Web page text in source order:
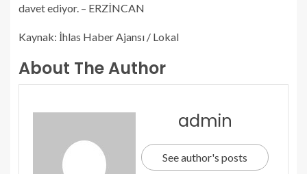
davet ediyor. – ERZİNCAN
Kaynak: İhlas Haber Ajansı / Lokal
About The Author
admin
See author's posts